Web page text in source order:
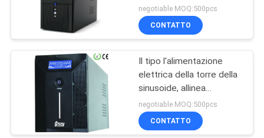
pacco batteria
LiFePO4
233
protezione contro le
sovratensioni
negotiable MOQ:500pcs
CONTATTO
Il tipo l'alimentazione
elettrica della torre della
sinusoide, allinea
interattivo aumenta con
AVR per il computer
negotiable MOQ:500pcs
CONTATTO